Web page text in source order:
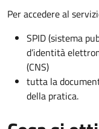
Per accedere al
SPID (sistema
d’identità
(CNS)
tutta la
della pratica.